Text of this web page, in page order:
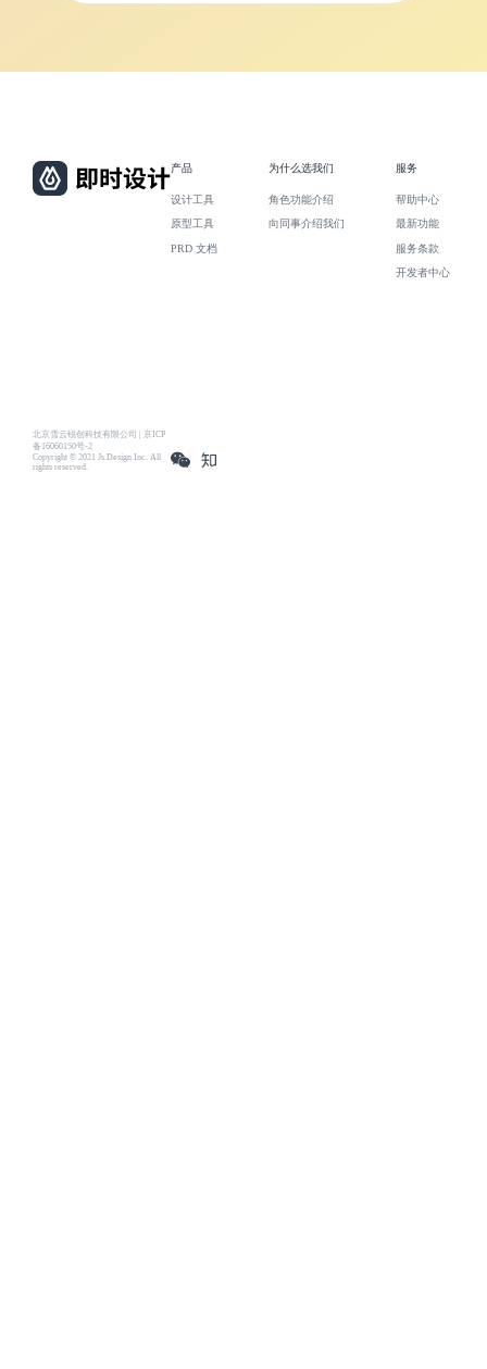
北京雪云锐创科技有限公司 | 京ICP
备16060150号-2
Copyright © 2021 Js.Design Inc. All
rights reserved.
产品
设计工具
原型工具
PRD 文档
为什么选我们
角色功能介绍
向同事介绍我们
服务
帮助中心
最新功能
服务条款
开发者中心